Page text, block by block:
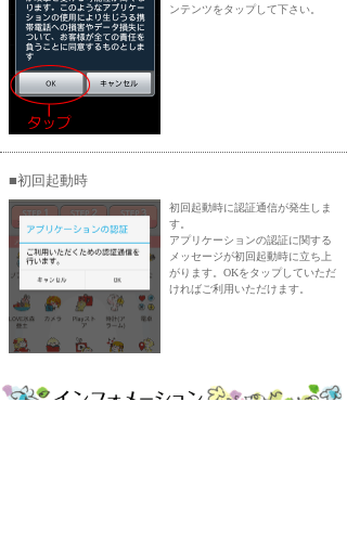
ンテンツをタップして下さい。
■初回起動時
初回起動時に認証通信が発生しま
す。
アプリケーションの認証に関する
メッセージが初回起動時に立ち上
がります。OKをタップしていただ
ければご利用いただけます。